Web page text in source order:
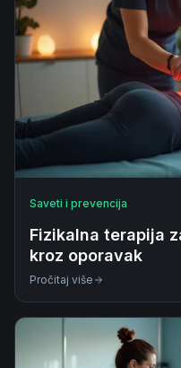
Saveti i prevencija
Fizikalna terapija
kroz oporavak
Pročitaj više